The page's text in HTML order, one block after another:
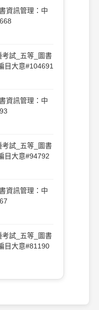
資訊管理：中
試_五等_圖書
目大意#104691
資訊管理：中
試_五等_圖書
目大意#94792
資訊管理：中
試_五等_圖書
目大意#81190